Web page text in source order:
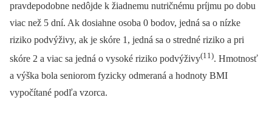
pravdepodobne nedôjde k žiadnemu nutričnému príjmu po dobu
viac než 5 dní. Ak dosiahne osoba 0 bodov, jedná sa o nízke
riziko podvýživy, ak je skóre 1, jedná sa o stredné riziko a pri
skóre 2 a viac sa jedná o vysoké riziko podvýživy(11). Hmotnosť
a výška bola seniorom fyzicky odmeraná a hodnoty BMI
vypočítané podľa vzorca.